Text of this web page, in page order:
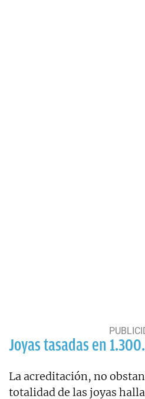
Joyas tasadas en
La acreditación, no
totalidad de las joyas